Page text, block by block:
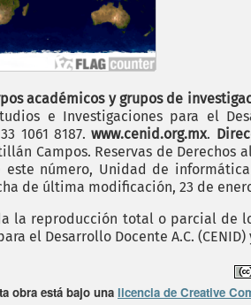
académicos y grupos de
e Investigaciones para el
1061 8187.www.cenid.org.mx.
Campos. Reservas de Derechos
número, Unidad de informática
de última modificación, 23 de
la reproducción total o parcial de
el Desarrollo Docente A.C.
obra está bajo una licencia de Creative